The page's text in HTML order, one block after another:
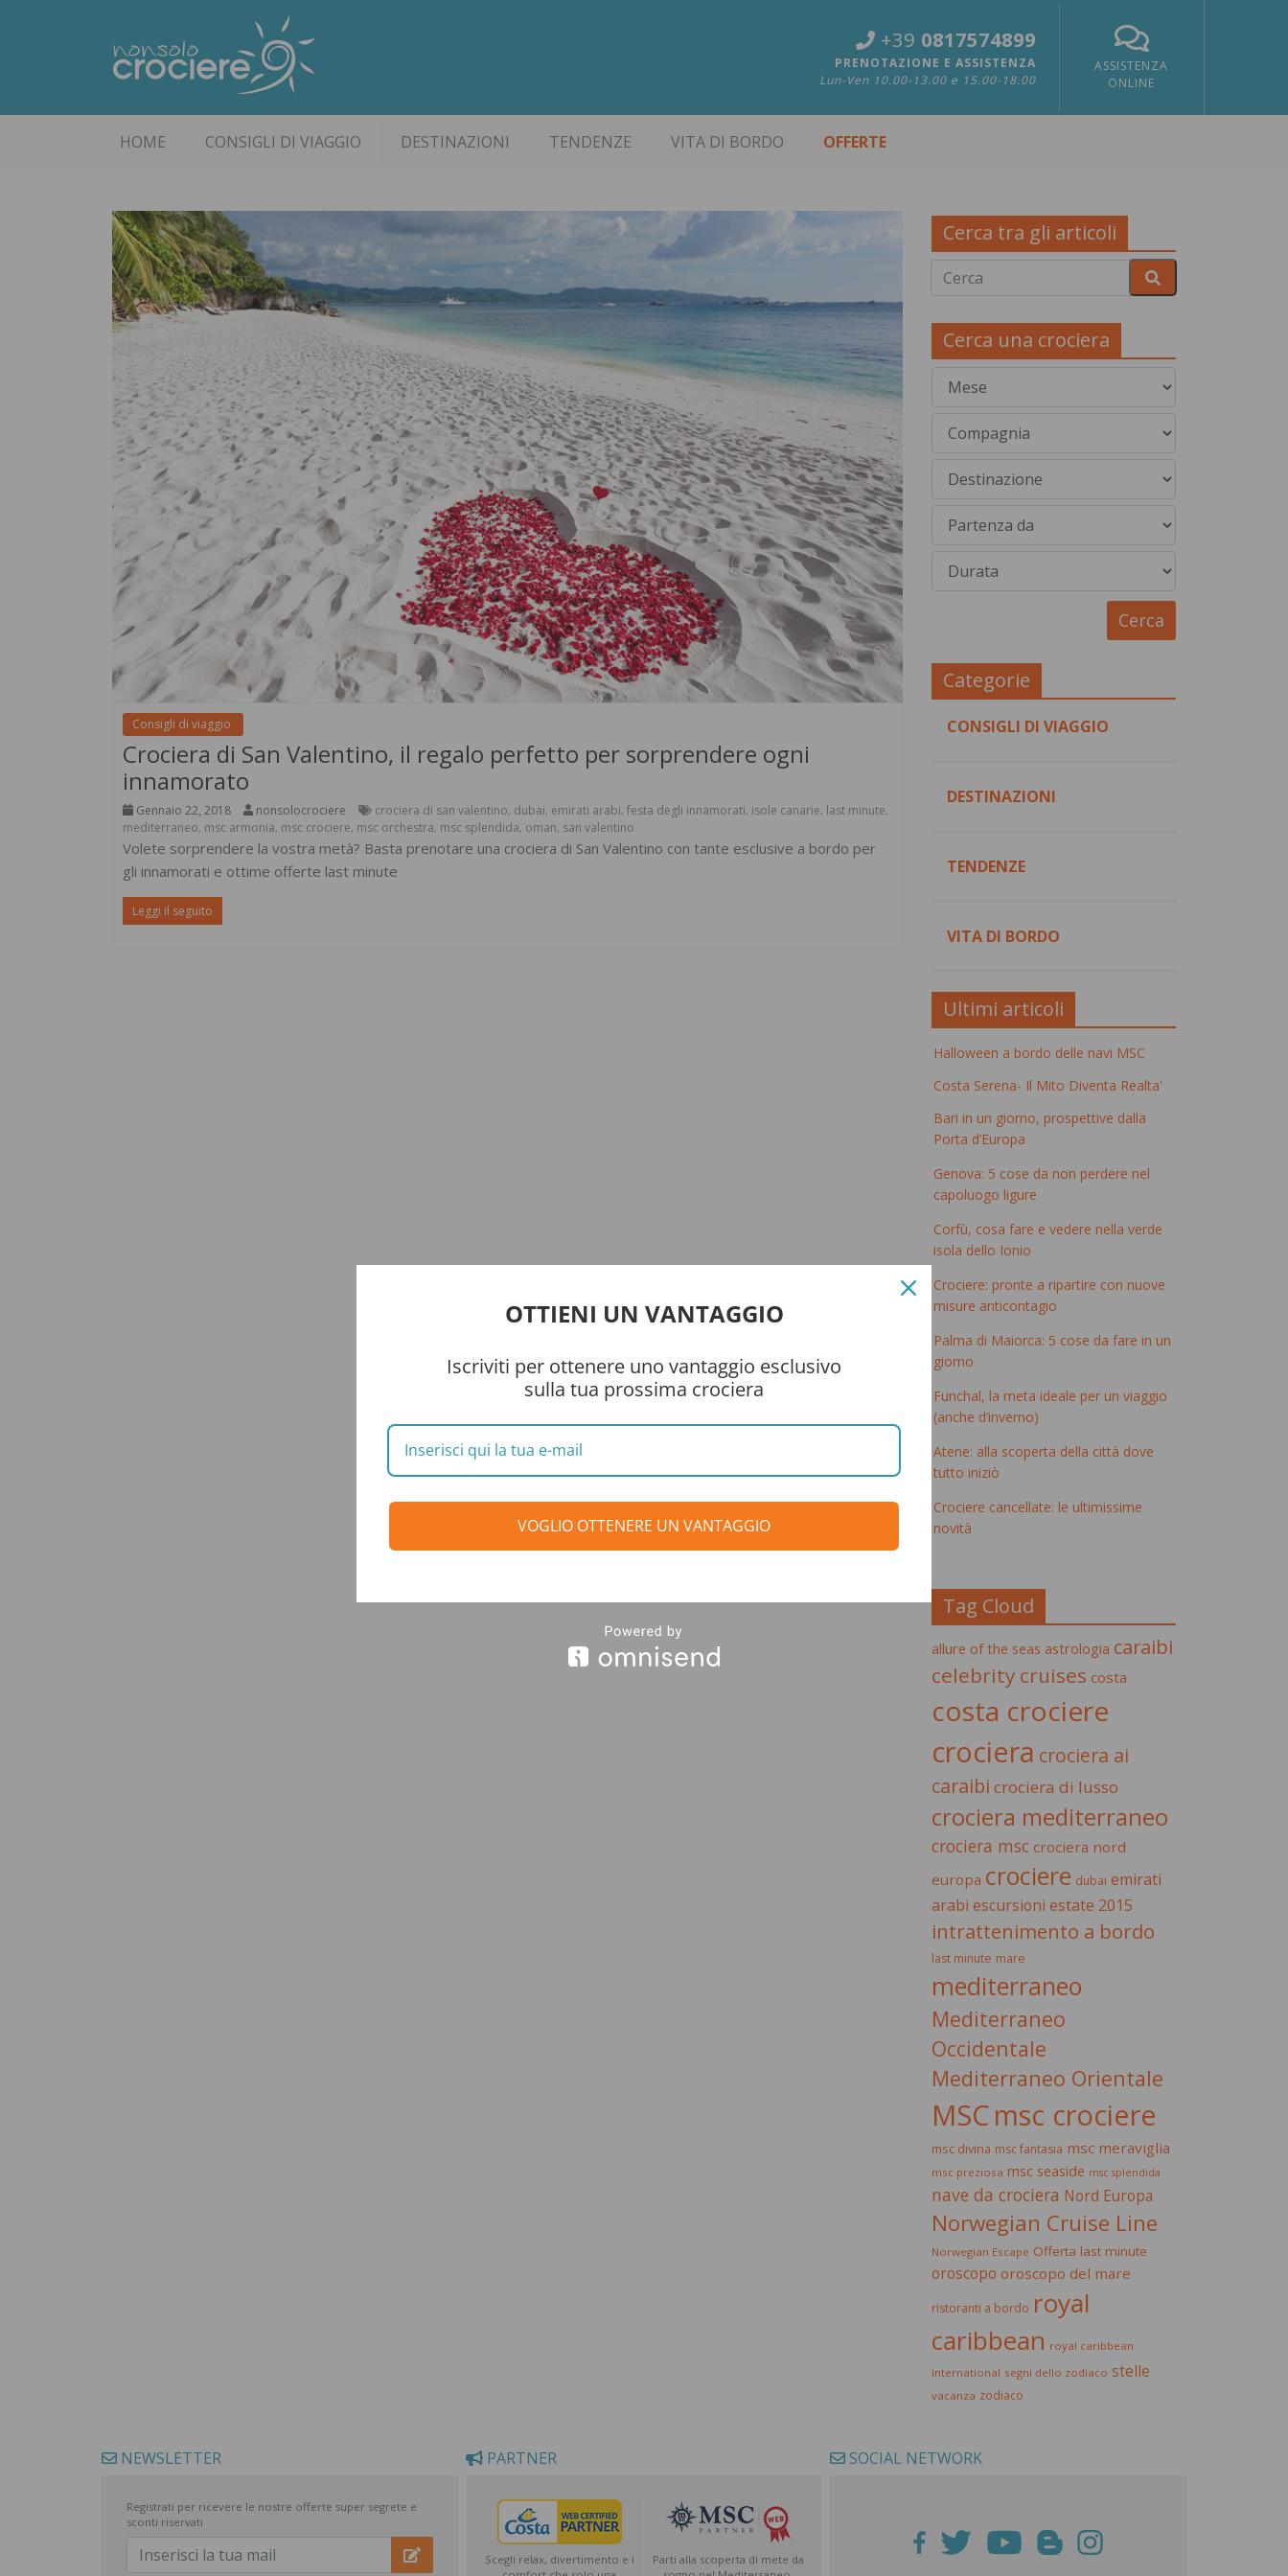
+39 0817574899
PRENOTAZIONE E ASSISTENZA
Lun-Ven 10.00-13.00 e 15.00-18.00
ASSISTENZA
ONLINE
HOME CONSIGLI DI VIAGGIO DESTINAZIONI TENDENZE VITA DI BORDO OFFERTE
Consigli di viaggio
Crociera di San Valentino, il regalo perfetto per sorprendere ogni
innamorato
Gennaio 22, 2018 nonsolocrociere crociera di san valentino, dubai, emirati arabi, festa degli innamorati, isole canarie, last minute,
mediterraneo, msc armonia, msc crociere, msc orchestra, msc splendida, oman, san valentino
Volete sorprendere la vostra metà? Basta prenotare una crociera di San Valentino con tante esclusive a bordo per
gli innamorati e ottime offerte last minute
Leggi il seguito
Cerca tra gli articoli
Cerca una crociera
Categorie
CONSIGLI DI VIAGGIO
DESTINAZIONI
TENDENZE
VITA DI BORDO
Ultimi articoli
Halloween a bordo delle navi MSC
Costa Serena- Il Mito Diventa Realta'
Bari in un giorno, prospettive dalla
Porta d’Europa
Genova: 5 cose da non perdere nel
capoluogo ligure
Corfù, cosa fare e vedere nella verde
isola dello Ionio
Crociere: pronte a ripartire con nuove
misure anticontagio
Palma di Maiorca: 5 cose da fare in un
giorno
Funchal, la meta ideale per un viaggio
(anche d’inverno)
Atene: alla scoperta della città dove
tutto iniziò
Crociere cancellate: le ultimissime
novità
Tag Cloud
allure of the seas astrologia caraibi
celebrity cruises costa
costa crociere
crociera crociera ai
caraibi crociera di lusso
crociera mediterraneo
crociera msc crociera nord
europa crociere dubai emirati
arabi escursioni estate 2015
intrattenimento a bordo
last minute mare
mediterraneo
Mediterraneo
Occidentale
Mediterraneo Orientale
MSCmsc crociere
msc divina msc fantasia msc meraviglia
msc preziosa msc seaside msc splendida
nave da crociera Nord Europa
Norwegian Cruise Line
Norwegian Escape Offerta last minute
oroscopo oroscopo del mare
ristoranti a bordo royal
caribbean royal caribbean
international segni dello zodiaco stelle
vacanza zodiaco
NEWSLETTER
Registrati per ricevere le nostre offerte super segrete e
sconti riservati
PARTNER
Scegli relax, divertimento e i
Parti alla scoperta di mete da
SOCIAL NETWORK
OTTIENI UN VANTAGGIO
Iscriviti per ottenere uno vantaggio esclusivo
sulla tua prossima crociera
VOGLIO OTTENERE UN VANTAGGIO